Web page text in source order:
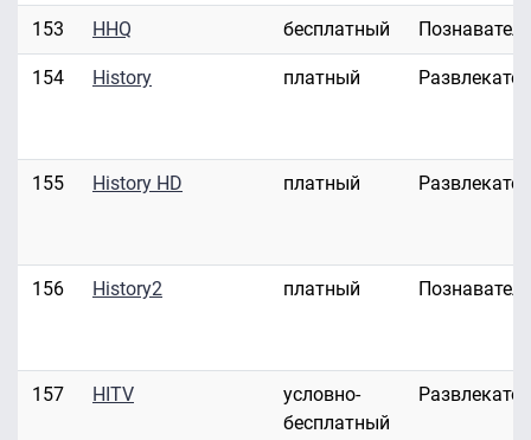
153 HHQ бесплатный
154 History платный
155 History HD платный
156 History2 платный
157 HITV
условно-
бесплатный